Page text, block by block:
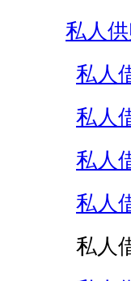
私人
私人
私人
私人
私人
私人